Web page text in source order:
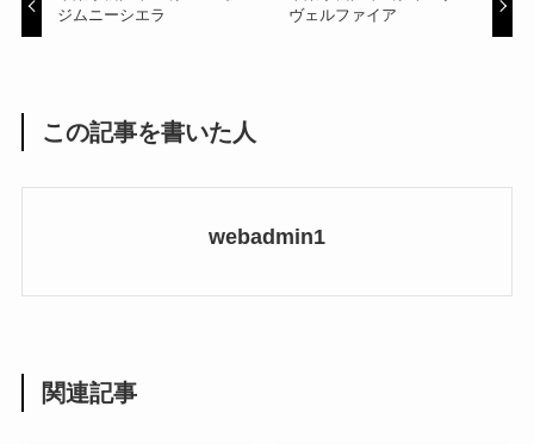
ジムニーシエラ
ヴェルファイア
この記事を書いた人
webadmin1
関連記事